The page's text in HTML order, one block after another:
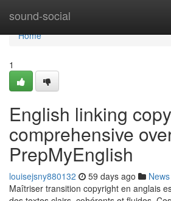
sound-social
Home
Home
1
English linking
comprehensive
PrepMyEnglish
louisejsny880132 59 days ago News
Maîtriser transition copyright en anglais